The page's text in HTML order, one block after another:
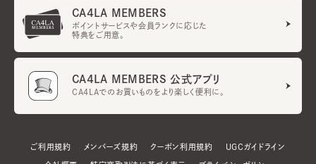
CA4LA MEMBERS
ポイントサービスや会員ランクに応じた
特典をご用意。
CA4LA MEMBERS 公式アプリ
CA4LAでのお買いものをより楽しく便利に。
ご利用規約 メンバーズ規約 クーポン利用規約 UGCガイドライン